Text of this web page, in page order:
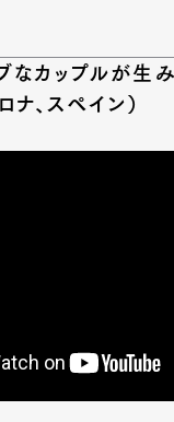
なカップルが生
ナ、スペイン）